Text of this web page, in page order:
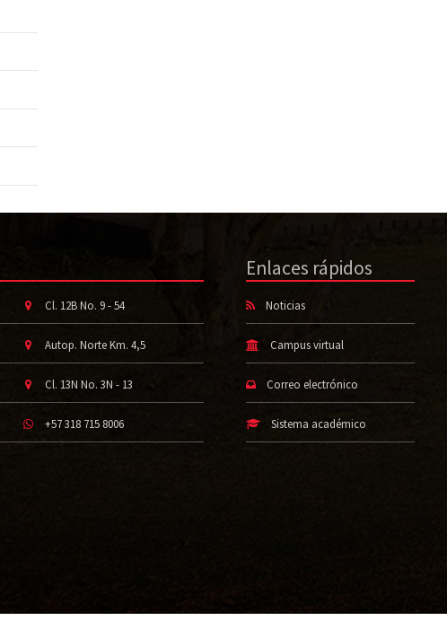
Cl. 12B No. 9 - 54
Autop. Norte Km. 4,5
Cl. 13N No. 3N - 13
+57 318 715 8006
Enlaces rápidos
Noticias
Campus virtual
Correo electrónico
Sistema académico